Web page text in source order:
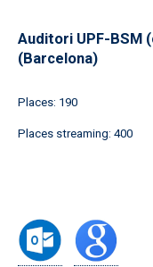
Auditori UPF-BSM
(Barcelona)
Places: 190
Places streaming: 400